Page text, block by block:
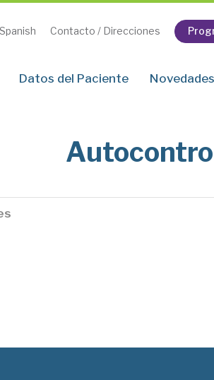
Spanish Contacto / Direcciones
Datos del Paciente Novedades